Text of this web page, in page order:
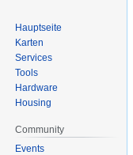
Hauptseite
Karten
Services
Tools
Hardware
Housing
Community
Events